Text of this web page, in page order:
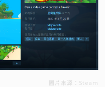
圖片來源：Steam